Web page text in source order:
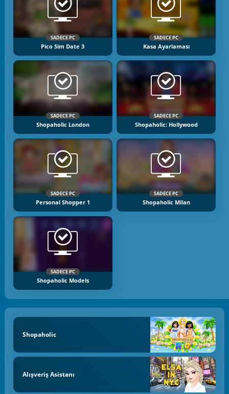
SADECE PC
Pico Sim Date 3
SADECE PC
Kasa Ayarlaması
SADECE PC
Shopaholic London
SADECE PC
Shopaholic: Hollywood
SADECE PC
Personal Shopper 1
SADECE PC
Shopaholic Milan
SADECE PC
Shopaholic Models
Shopaholic
Alışveriş Asistanı